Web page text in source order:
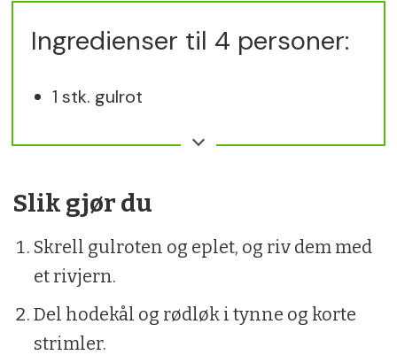
Ingredienser til 4 personer:
1 stk. gulrot
0,5 stk. rødløk
175 g majones
3 ss lettrømme
1 ss sitronsaft
Slik gjør du
Skrell gulroten og eplet, og riv dem med
et rivjern.
Del hodekål og rødløk i tynne og korte
strimler.